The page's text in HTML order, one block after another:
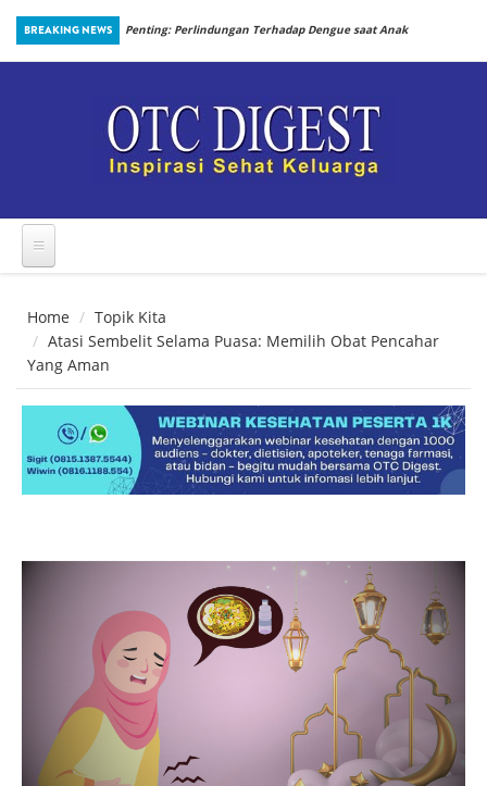
Skip to main content
BREAKING NEWS
Prosedur
Penting: Perlindungan Terhadap Dengue saat Anak
Home
Topik Kita
Atasi Sembelit Selama Puasa: Memilih Obat Pencahar
Yang Aman